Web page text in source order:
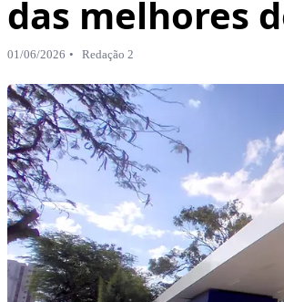
das melhores
01/06/2026 Redação 2